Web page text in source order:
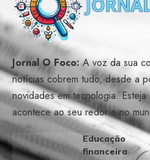
Jornal O Foco:A voz da sua
notícias cobrem tudo, desde a
novidades em tecnologia.
acontece ao seu redor e no
Educação
financeira